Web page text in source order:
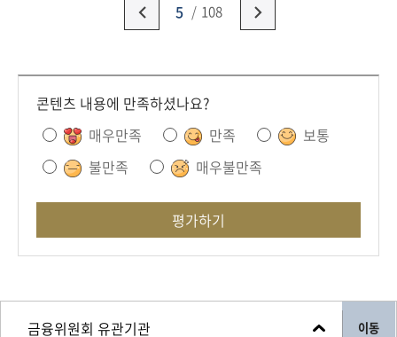
5 108
콘텐츠 내용에 만족하셨나요?
매우만족
만족
보통
불만족
매우불만족
평가하기
이동